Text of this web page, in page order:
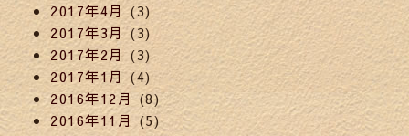
2017年4月(3)
2017年3月(3)
2017年2月(3)
2017年1月(4)
2016年12月(8)
2016年11月 (5)